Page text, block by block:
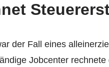
der Fall eines
Jobcenter